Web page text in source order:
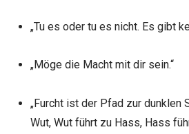
„Tu es oder tu es nicht. Es gibt
„Möge die Macht mit dir sein.“
„Furcht ist der Pfad zur dunklen
Wut, Wut führt zu Hass, Hass